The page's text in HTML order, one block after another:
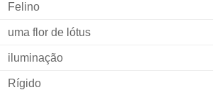
Felino
uma flor de lótus
iluminação
Rígido